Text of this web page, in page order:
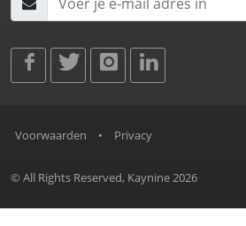
Voorwaarden • Privacy
© All Rights Reserved, Kaynine 2026